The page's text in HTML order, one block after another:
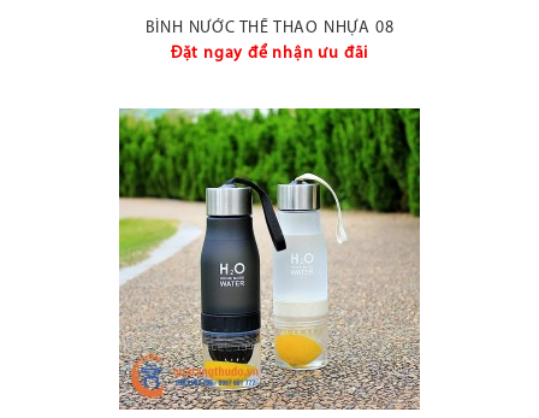
BÌNH NƯỚC THỂ THAO NHỰA 08
Đặt ngay để nhận ưu đãi